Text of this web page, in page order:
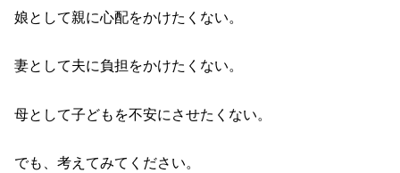
娘として親に心配をかけたくない。
妻として夫に負担をかけたくない。
母として子どもを不安にさせたくない。
でも、考えてみてください。